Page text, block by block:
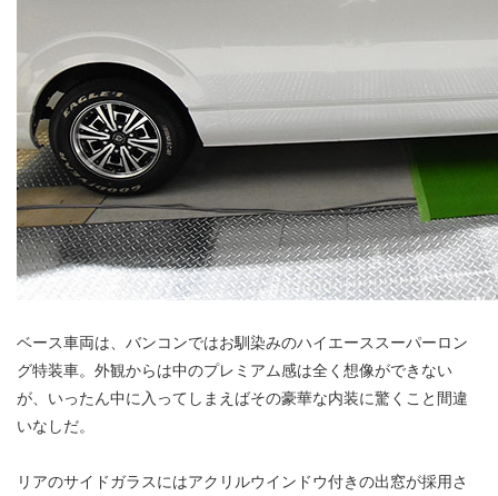
ベース車両は、バンコンではお馴染みのハイエーススーパーロン
グ特装車。外観からは中のプレミアム感は全く想像ができない
が、いったん中に入ってしまえばその豪華な内装に驚くこと間違
いなしだ。
リアのサイドガラスにはアクリルウインドウ付きの出窓が採用さ